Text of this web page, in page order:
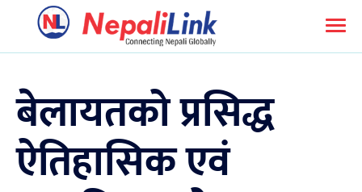
बेलायतको प्रसिद्ध
ऐतिहासिक एवं